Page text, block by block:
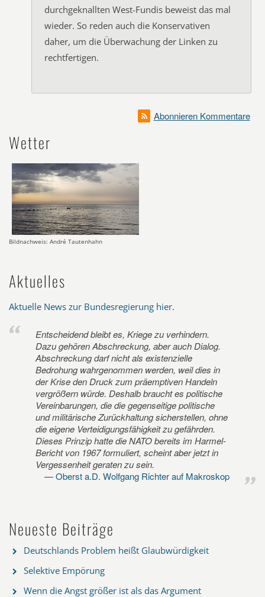
durchgeknallten West-Fundis beweist das mal
wieder. So reden auch die Konservativen
daher, um die Überwachung der Linken zu
rechtfertigen.
Abonnieren Kommentare
Wetter
Bildnachweis: André Tautenhahn
Aktuelles
Aktuelle News zur Bundesregierung hier.
Entscheidend bleibt es, Kriege zu verhindern.
Dazu gehören Abschreckung, aber auch Dialog.
Abschreckung darf nicht als existenzielle
Bedrohung wahrgenommen werden, weil dies in
der Krise den Druck zum präemptiven Handeln
vergrößern würde. Deshalb braucht es politische
Vereinbarungen, die die gegenseitige politische
und militärische Zurückhaltung sicherstellen, ohne
die eigene Verteidigungsfähigkeit zu gefährden.
Dieses Prinzip hatte die NATO bereits im Harmel-
Bericht von 1967 formuliert, scheint aber jetzt in
Vergessenheit geraten zu sein.
Oberst a.D. Wolfgang Richter auf Makroskop
Neueste Beiträge
Deutschlands Problem heißt Glaubwürdigkeit
Selektive Empörung
Wenn die Angst größer ist als das Argument